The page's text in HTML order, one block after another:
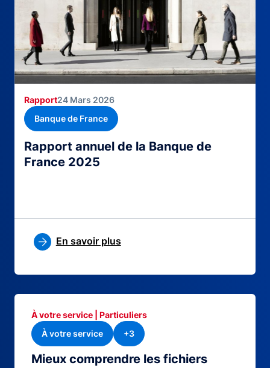
Rapport annuel de la Banque de
France 2025
Rapport24 Mars 2026
Banque de France
En savoir plus
Mieux comprendre les fichiers
À votre service | Particuliers
À votre service
+3